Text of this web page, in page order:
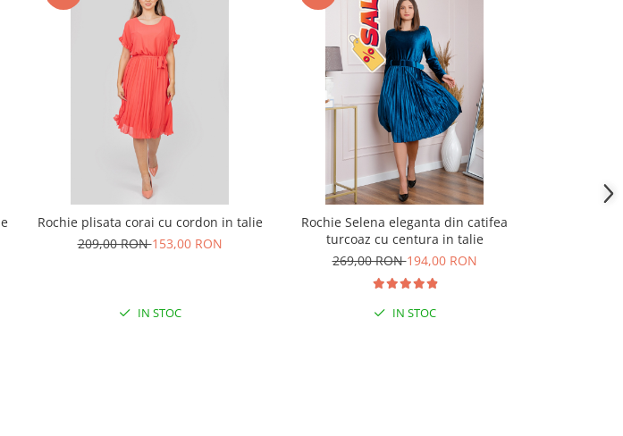
Rochie plisata corai cu cordon in talie
209,00 RON153,00 RON
IN STOC
Rochie Selena eleganta din catifea
turcoaz cu centura in talie
269,00 RON194,00 RON
IN STOC